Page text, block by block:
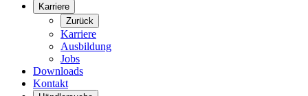
Karriere
Zurück
Karriere
Ausbildung
Jobs
Downloads
Kontakt